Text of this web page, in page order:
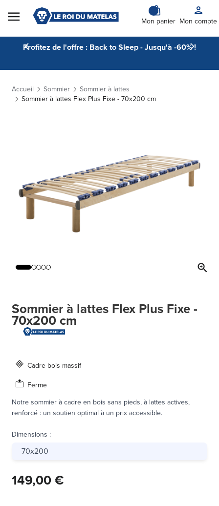
Skip to Content
Mon panier Mon compte
Profitez de l'offre : Back to Sleep - Jusqu'à -60% !
Accueil Sommier
Sommier à lattes
Sommier à lattes Flex Plus Fixe - 70x200 cm
Sommier à lattes Flex Plus Fixe -
70x200 cm
Cadre bois massif
Ferme
Notre sommier à cadre en bois sans pieds, à lattes actives,
renforcé : un soutien optimal à un prix accessible.
Dimensions :
70x200
149,00 €